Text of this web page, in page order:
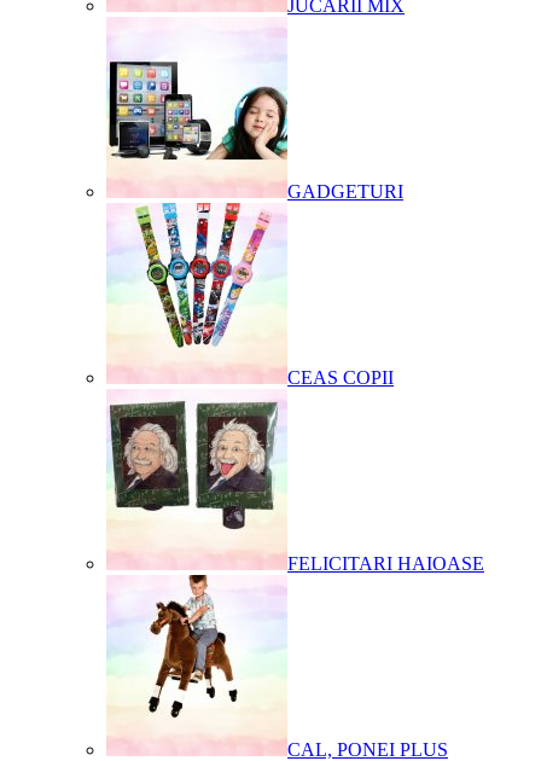
JUCARII MIX
GADGETURI
CEAS COPII
FELICITARI HAIOASE
CAL, PONEI PLUS